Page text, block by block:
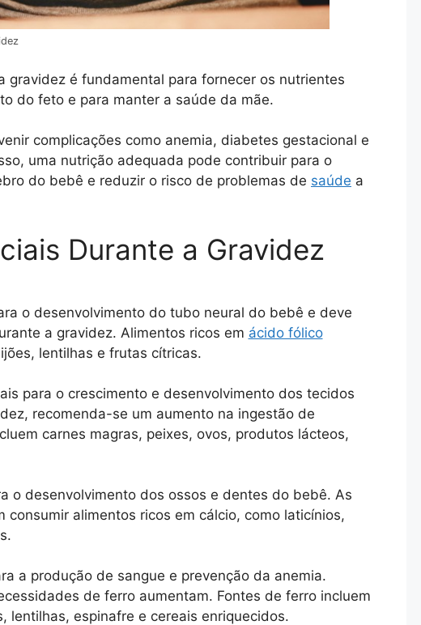
gravidez é fundamental para fornecer os nutrientes
do feto e para manter a saúde da mãe.
complicações como anemia, diabetes gestacional e
uma nutrição adequada pode contribuir para o
do bebê e reduzir o risco de problemas de saúde a
Durante a Gravidez
o desenvolvimento do tubo neural do bebê e deve
a gravidez. Alimentos ricos em ácido fólico
lentilhas e frutas cítricas.
para o crescimento e desenvolvimento dos tecidos
recomenda-se um aumento na ingestão de
carnes magras, peixes, ovos, produtos lácteos,
o desenvolvimento dos ossos e dentes do bebê. As
consumir alimentos ricos em cálcio, como laticínios,
a produção de sangue e prevenção da anemia.
de ferro aumentam. Fontes de ferro incluem
lentilhas, espinafre e cereais enriquecidos.